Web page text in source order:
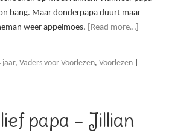
bang. Maar donderpapa duurt maar
weer appelmoes.
[Read more…]
jaar, Vaders voor Voorlezen, Voorlezen
papa – Jillian